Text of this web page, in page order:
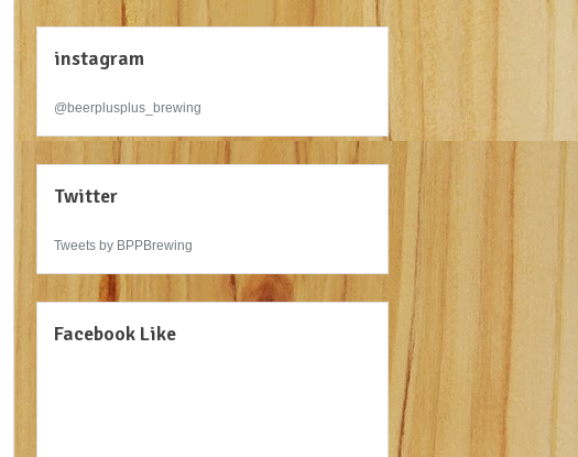
instagram
@beerplusplus_brewing
Twitter
Tweets by BPPBrewing
Facebook Like